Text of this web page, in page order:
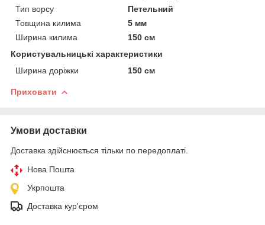
Тип ворсу
Петельний
Товщина килима
5 мм
Ширина килима
150 см
Користувальницькі характеристики
Ширина доріжки
150 см
Приховати
Умови доставки
Доставка здійснюється тільки по передоплаті.
Нова Пошта
Укрпошта
Доставка кур'єром